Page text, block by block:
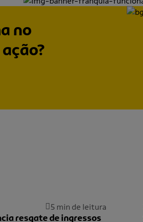
no
5 min de leitura
resgate de ingressos